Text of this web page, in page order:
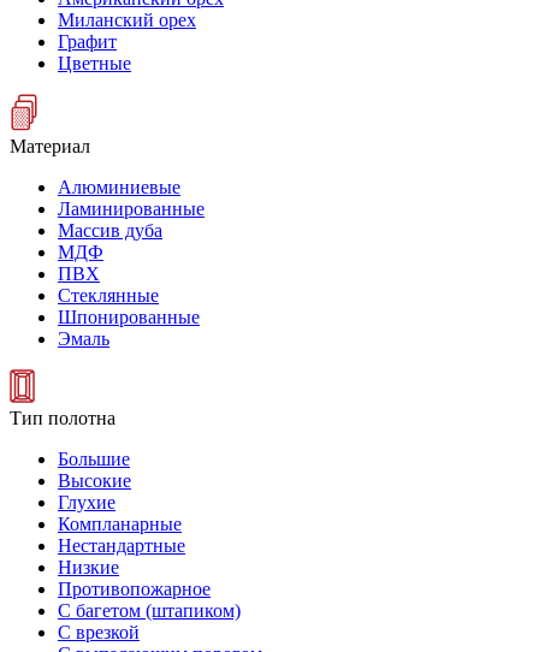
Миланский орех
Графит
Цветные
Материал
Алюминиевые
Ламинированные
Массив дуба
МДФ
ПВХ
Стеклянные
Шпонированные
Эмаль
Тип полотна
Большие
Высокие
Глухие
Компланарные
Нестандартные
Низкие
Противопожарное
С багетом (штапиком)
С врезкой